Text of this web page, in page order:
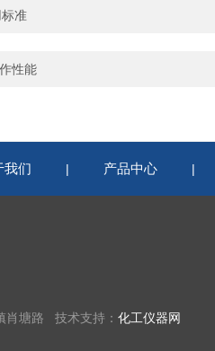
准
性能
我们 | 产品中心 |
肖塘路 技术支持： 化工仪器网